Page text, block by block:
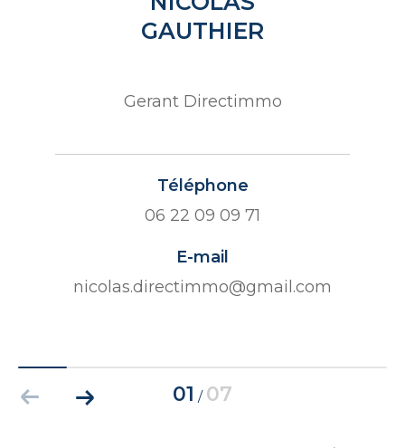
GAUTHIER
Gerant Directimmo
Téléphone
06 22 09 09 71
E-mail
nicolas.directimmo@gmail.com
01 / 07